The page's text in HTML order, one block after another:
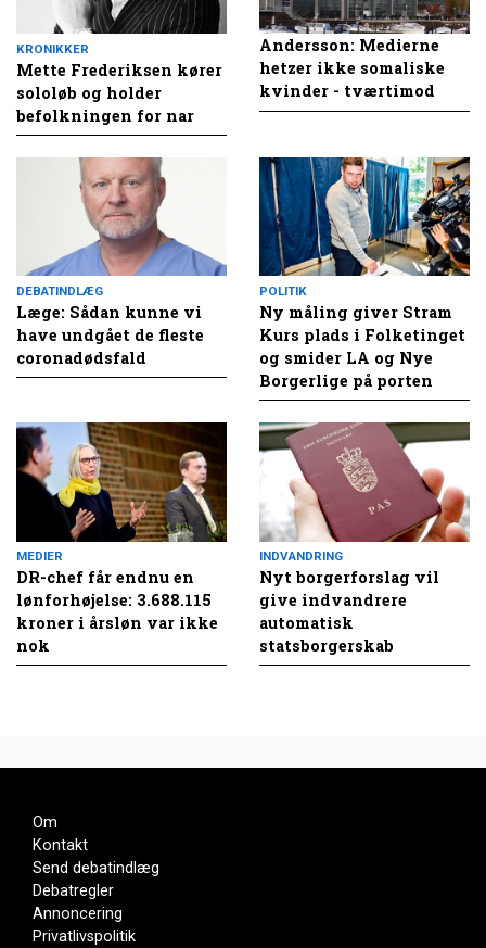
KRONIKKER
Mette Frederiksen kører
sololøb og holder
befolkningen for nar
Andersson: Medierne
hetzer ikke somaliske
kvinder - tværtimod
DEBATINDLÆG
Læge: Sådan kunne vi
have undgået de fleste
coronadødsfald
POLITIK
Ny måling giver Stram
Kurs plads i Folketinget
og smider LA og Nye
Borgerlige på porten
MEDIER
DR-chef får endnu en
lønforhøjelse: 3.688.115
kroner i årsløn var ikke
nok
INDVANDRING
Nyt borgerforslag vil
give indvandrere
automatisk
statsborgerskab
Om
Kontakt
Send debatindlæg
Debatregler
Annoncering
Privatlivspolitik